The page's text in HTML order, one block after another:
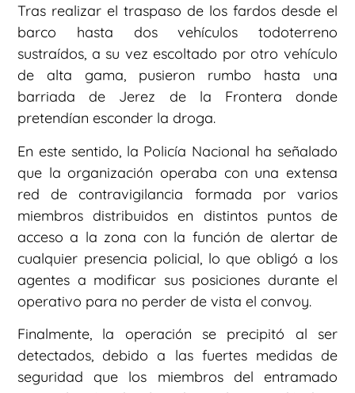
Tras realizar el traspaso de los fardos desde el
barco hasta dos vehículos todoterreno
sustraídos, a su vez escoltado por otro vehículo
de alta gama, pusieron rumbo hasta una
barriada de Jerez de la Frontera donde
pretendían esconder la droga.
En este sentido, la Policía Nacional ha señalado
que la organización operaba con una extensa
red de contravigilancia formada por varios
miembros distribuidos en distintos puntos de
acceso a la zona con la función de alertar de
cualquier presencia policial, lo que obligó a los
agentes a modificar sus posiciones durante el
operativo para no perder de vista el convoy.
Finalmente, la operación se precipitó al ser
detectados, debido a las fuertes medidas de
seguridad que los miembros del entramado